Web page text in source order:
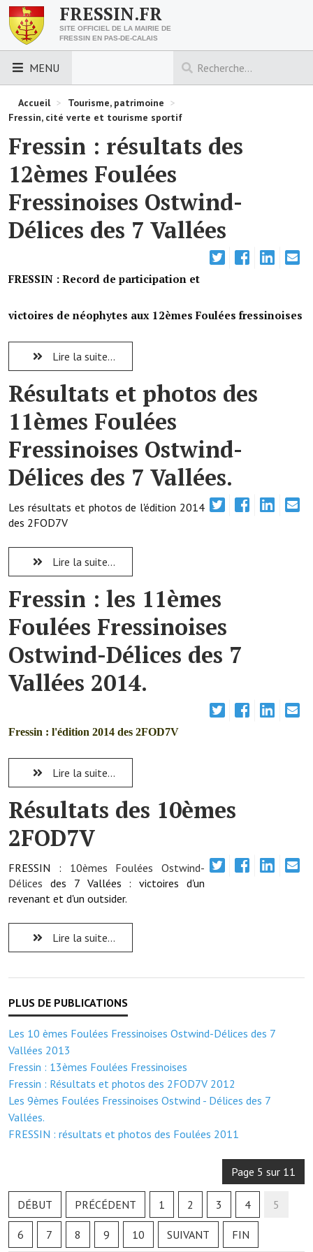
FRESSIN.FR
SITE OFFICIEL DE LA MAIRIE DE
FRESSIN EN PAS-DE-CALAIS
MENU
LES ESSENTIELS
Découvrez Fressin
Urbanisme
Nous contacter
Les foulées fressinoises
ACCÈS RAPIDE
Démarches administratives
Projets et travaux en cours
Fêtes et manifestations
Numéros d'urgence
Terrains et maisons à vendre
VOTRE MAIRIE
Elus et agents
L'équipe municipale
Le personnel municipal
Les moyens financiers
Note de synthèse financière
Rapport d'orientation budgétaire
Actions et projets
Communication
Le bulletin municipal : Fressinfo & Le Fressinois
Toutes les publications
Communauté de communes
Les réseaux partenaires
L'office de tourisme
Le conseil départemental
VILLE PRATIQUE
Services publics intercommunaux
Affaires scolaires, CCAS
France Renov
Déchets ménagers, tri sélectif, encombrants
Accueil > Tourisme, patrimoine >
Fressin, cité verte et tourisme sportif
Fressin : résultats des
12èmes Foulées
Fressinoises Ostwind-
Délices des 7 Vallées
FRESSIN : Record de participation et
victoires de néophytes aux 12èmes Foulées fressinoises
Lire la suite...
Résultats et photos des
11èmes Foulées
Fressinoises Ostwind-
Délices des 7 Vallées.
Les résultats et photos de l'édition 2014
des 2FOD7V
Lire la suite...
Fressin : les 11èmes
Foulées Fressinoises
Ostwind-Délices des 7
Vallées 2014.
Fressin : l'édition 2014 des 2FOD7V
Lire la suite...
Résultats des 10èmes
2FOD7V
FRESSIN : 10èmes Foulées Ostwind-
Délices des 7 Vallées : victoires d'un
revenant et d'un outsider.
Lire la suite...
Les 10 èmes Foulées Fressinoises Ostwind-Délices des 7
Vallées 2013
Fressin : 13èmes Foulées Fressinoises
Fressin : Résultats et photos des 2FOD7V 2012
Les 9èmes Foulées Fressinoises Ostwind - Délices des 7
Vallées.
FRESSIN : résultats et photos des Foulées 2011
Page 5 sur 11
DÉBUT PRÉCÉDENT 1 2 3 4 5
6 7 8 9 10 SUIVANT FIN